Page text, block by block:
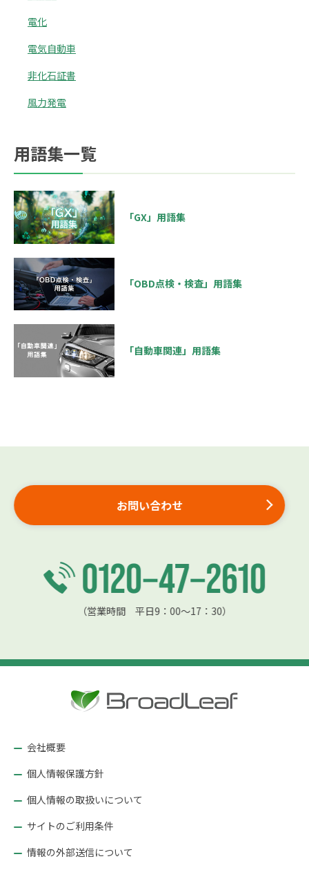
電化
電気自動車
非化石証書
風力発電
用語集一覧
「GX」用語集
「OBD点検・検査」用語集
「自動車関連」用語集
お問い合わせ
（営業時間 平日9：00〜17：30）
会社概要
個人情報保護方針
個人情報の取扱いについて
サイトのご利用条件
情報の外部送信について